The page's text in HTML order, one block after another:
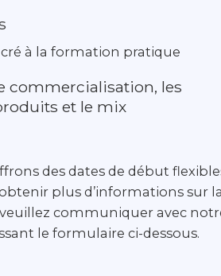
à la formation pratique
commercialisation, les
et le mix
des dates de début
plus d’informations sur la
communiquer avec
le formulaire ci-dessous.